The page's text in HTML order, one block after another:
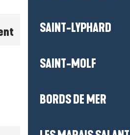
SAINT-LYPHARD
SAINT-MOLF
BORDS DE MER